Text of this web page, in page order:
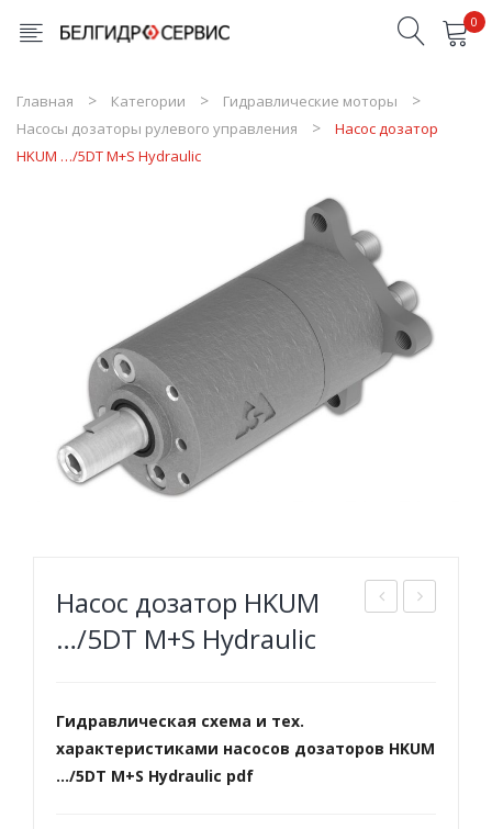
0
Главная Категории
Гидравлические моторы
Насосы дозаторы рулевого управления
Насос дозатор
HKUM …/5DT M+S Hydraulic
р
го
Насос дозатор HKUM
…/5DT M+S Hydraulic
Гидравлическая схема и тех.
характеристиками насосов дозаторов HKUM
…/5DT M+S Hydraulic pdf